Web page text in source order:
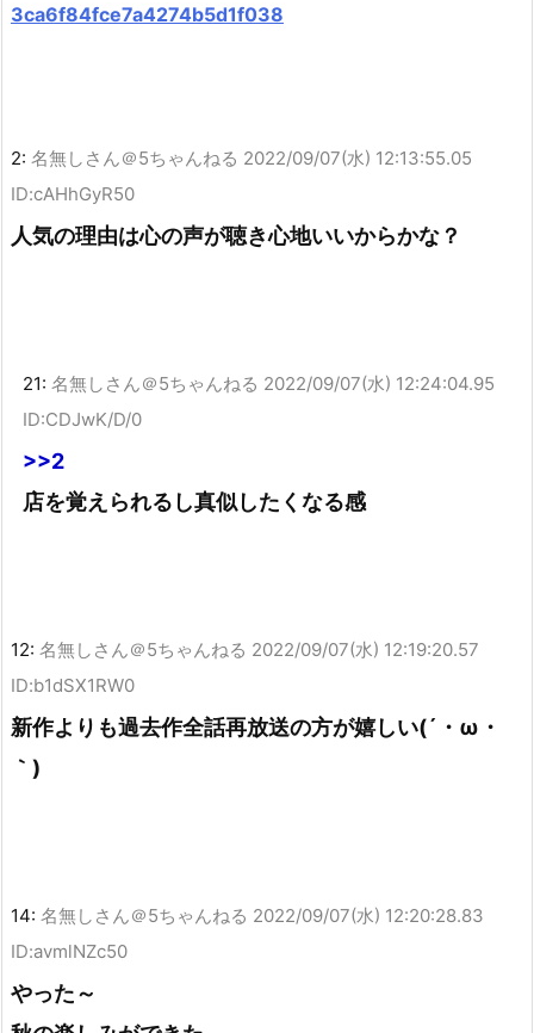
3ca6f84fce7a4274b5d1f038
2: 名無しさん＠5ちゃんねる 2022/09/07(水) 12:13:55.05
ID:cAHhGyR50
人気の理由は心の声が聴き心地いいからかな？
21: 名無しさん＠5ちゃんねる 2022/09/07(水) 12:24:04.95
ID:CDJwK/D/0
>>2
店を覚えられるし真似したくなる感
12: 名無しさん＠5ちゃんねる 2022/09/07(水) 12:19:20.57
ID:b1dSX1RW0
新作よりも過去作全話再放送の方が嬉しい(´・ω・
｀)
14: 名無しさん＠5ちゃんねる 2022/09/07(水) 12:20:28.83
ID:avmlNZc50
やった～